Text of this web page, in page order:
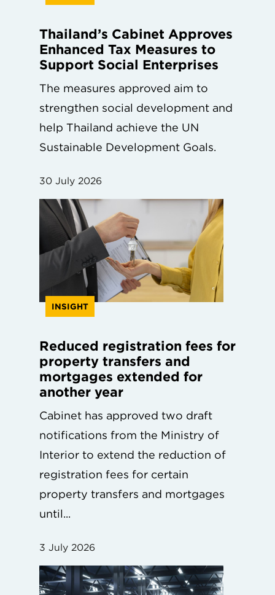
Thailand’s Cabinet Approves
Enhanced Tax Measures to
Support Social Enterprises
The measures approved aim to
strengthen social development and
help Thailand achieve the UN
Sustainable Development Goals.
30 July 2026
INSIGHT
Reduced registration fees for
property transfers and
mortgages extended for
another year
Cabinet has approved two draft
notifications from the Ministry of
Interior to extend the reduction of
registration fees for certain
property transfers and mortgages
until...
3 July 2026